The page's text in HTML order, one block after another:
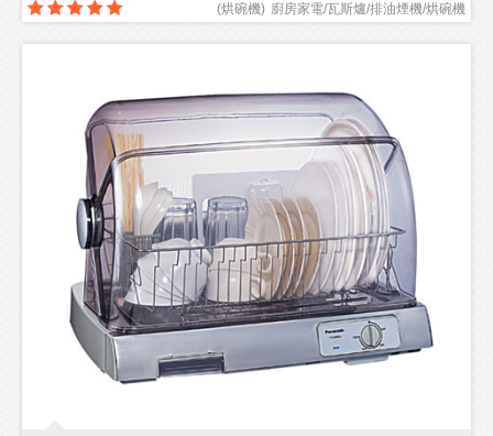
廚房家電/瓦斯爐/排油煙機/烘碗機
(烘碗機)